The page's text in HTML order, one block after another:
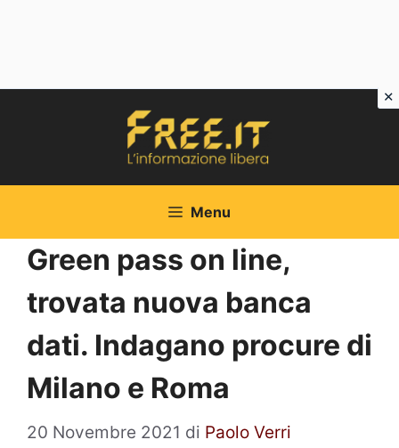
Menu
Green pass on line,
trovata nuova banca
dati. Indagano procure di
Milano e Roma
20 Novembre 2021 di Paolo Verri